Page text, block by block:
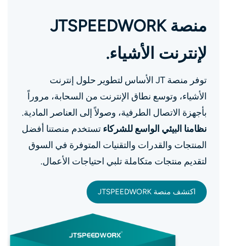
منصة JTSPEEDWORK
لإنترنت الأشياء.
توفر منصة JT الأساس لتطوير حلول إنترنت
الأشياء، وتوسع نطاق الإنترنت من السحابة، مروراً
بأجهزة الاتصال الطرفية، وصولاً إلى العناصر المادية.
نظامنا البيئي الواسع للشركاء تستخدم منصتنا أفضل
المنتجات والقدرات والتقنيات المتوفرة في السوق
لتقديم منتجات متكاملة تلبي احتياجات الأعمال.
اكتشف منصة JTSPEEDWORK